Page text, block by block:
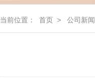
当前位置： 首页 > 公司新闻